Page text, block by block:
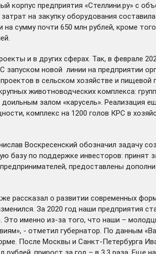
корпус предприятия «Стеллини.ру» с
на закупку оборудования
на сумму почти 650 млн рублей, кроме
и в других сферах. Так, в феврале
новой линии на предприятии
в сельском хозяйстве и
животноводческих комплекса:
залом «карусель». Реализация
комплекс на 1200 голов КРС в
Воскресенский обозначил задачу
базу по поддержке инвесторов:
предоставлены
рассказал о развитии современных
За 2020 год наши предприятия
именно из-за того, что наши –
- отметил губернатор. По данным
После Москвы и Санкт-Петербурга